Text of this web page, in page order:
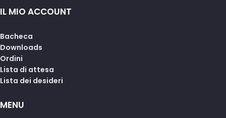
IL MIO ACCOUNT
Bacheca
Downloads
Ordini
Lista di attesa
Lista dei desideri
MENU